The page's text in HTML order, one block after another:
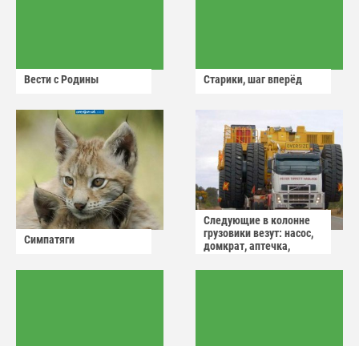
Вести с Родины Старики, шаг вперёд
Симпатяги
Следующие в колонне
грузовики везут: насос,
домкрат, аптечка,